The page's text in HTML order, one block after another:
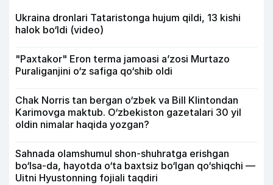
Ukraina dronlari Tataristonga hujum qildi, 13 kishi
halok bo‘ldi (video)
"Paxtakor" Eron terma jamoasi a’zosi Murtazo
Puraliganjini o‘z safiga qo‘shib oldi
Chak Norris tan bergan o‘zbek va Bill Klintondan
Karimovga maktub. O‘zbekiston gazetalari 30 yil
oldin nimalar haqida yozgan?
Sahnada olamshumul shon-shuhratga erishgan
bo‘lsa-da, hayotda o‘ta baxtsiz bo‘lgan qo‘shiqchi —
Uitni Hyustonning fojiali taqdiri